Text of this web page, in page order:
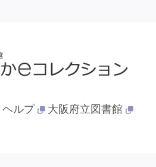
ヘルプ 大阪府立図書館